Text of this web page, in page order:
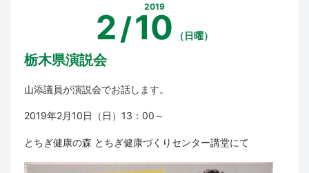
2019
2/10 （日曜）
栃木県演説会
山添議員が演説会でお話します。
2019年2月10日（日）13：00～
とちぎ健康の森 とちぎ健康づくりセンター講堂にて